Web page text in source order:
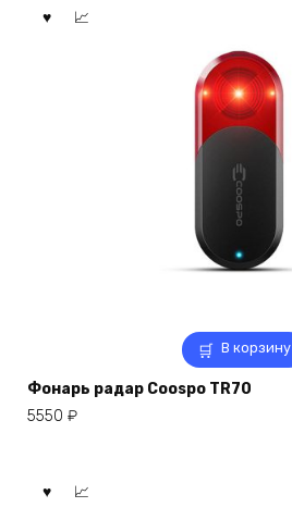
В корзину
Фонарь радар Coospo TR70
5550 ₽